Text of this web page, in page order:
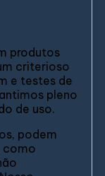
produtos
criterioso
e testes de
pleno
de uso.
podem
como